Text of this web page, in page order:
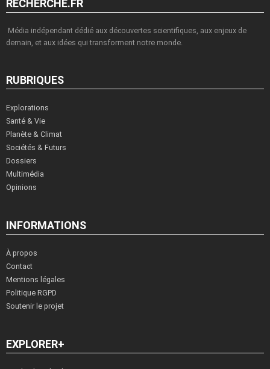
RECHERCHE.FR
Média indépendant dédié aux découvertes scientifiques, aux enjeux de
demain, et aux idées qui transforment notre monde.
RUBRIQUES
Explorations
Santé & Vie
Planète & Climat
Sociétés & Futurs
Dossiers
Multimédia
Opinions
INFORMATIONS
À propos
Contact
Mentions légales
Politique RGPD
Soutenir le projet
EXPLORER+